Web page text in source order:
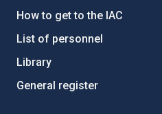
How to get to the IAC
List of personnel
Library
General register